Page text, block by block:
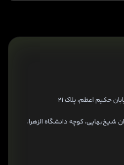
حکیم اعظم، پلاک ۲۱
شیخ‌بهایی، کوچه دانشگاه الزهرا،